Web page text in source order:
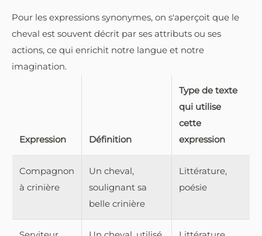
Pour les expressions synonymes, on s'aperçoit que le
cheval est souvent décrit par ses attributs ou ses
actions, ce qui enrichit notre langue et notre
imagination.
Expression Définition
Type de texte
qui utilise
cette
expression
Compagnon
à crinière
Un cheval,
soulignant sa
belle crinière
Littérature,
poésie